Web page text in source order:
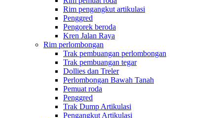
Rim pengangkut artikulasi
Penggred
Pengorek beroda
Kren Jalan Raya
Rim perlombongan
Trak pembuangan perlombongan
Trak pembuangan tegar
Dollies dan Treler
Perlombongan Bawah Tanah
Pemuat roda
Penggred
Trak Dump Artikulasi
Pengangkut Artikulasi